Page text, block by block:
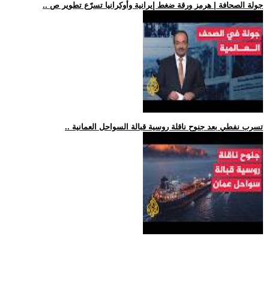
.. جولة الصحافة | هرمز ورقة ضغط إيرانية وأوكرانيا تسرّع تطوير ص
.. تسرب نفطي بعد جنوح ناقلة روسية قبالة السواحل العمانية